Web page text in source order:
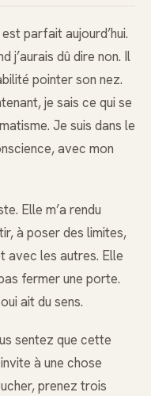
parfait aujourd’hui.
j’aurais dû dire non. Il
pointer son nez.
je sais ce qui se
Je suis dans le
avec mon
Elle m’a rendu
à poser des limites,
avec les autres. Elle
fermer une porte.
ait du sens.
sentez que cette
à une chose
prenez trois